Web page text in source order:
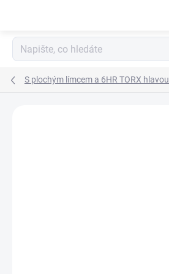
S plochým límcem a 6HR TORX hlavou